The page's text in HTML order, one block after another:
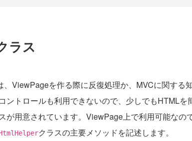
ラス
ViewPageを作る際に反復処理か、MVCに関する
ントロールも利用できないので、少しでもHTMLを
が用意されています。ViewPage上で利用可能なの
クラスの主要メソッドを記述します。